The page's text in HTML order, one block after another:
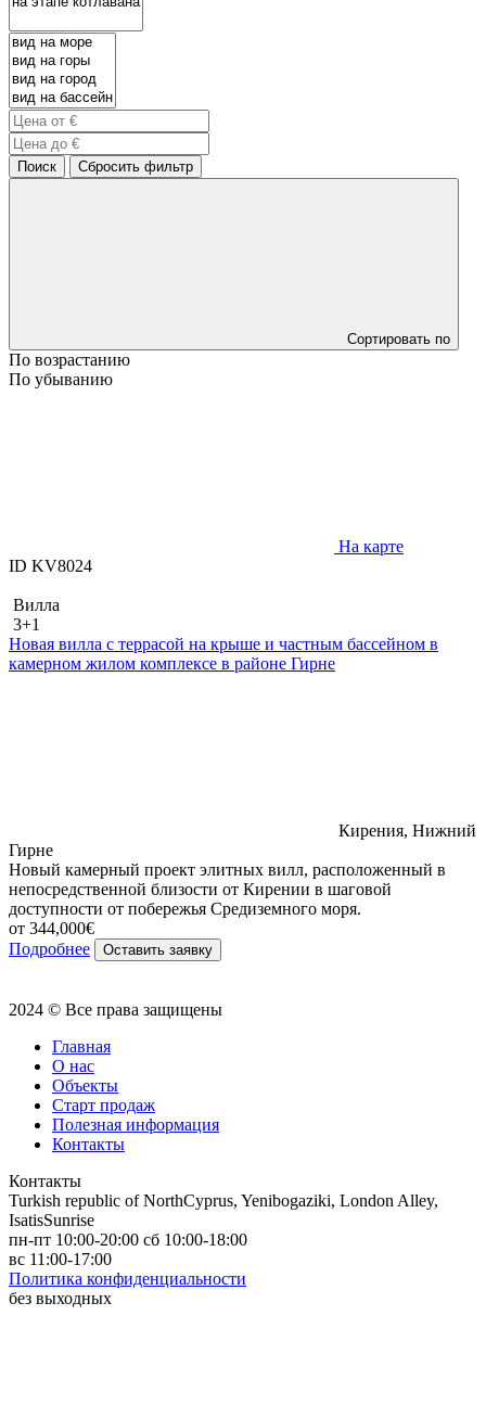
Поиск Сбросить фильтр
Сортировать по
По возрастанию
По убыванию
На карте
ID KV8024
Вилла
3+1
Новая вилла с террасой на крыше и частным бассейном в
камерном жилом комплексе в районе Гирне
Кирения, Нижний
Гирне
Новый камерный проект элитных вилл, расположенный в
непосредственной близости от Кирении в шаговой
доступности от побережья Средиземного моря.
от 344,000€
Подробнее
Оставить заявку
2024 © Все права защищены
Главная
О нас
Объекты
Старт продаж
Полезная информация
Контакты
Контакты
Turkish republic of NorthCyprus, Yenibogaziki, London Alley,
IsatisSunrise
пн-пт 10:00-20:00 сб 10:00-18:00
вс 11:00-17:00
Политика конфиденциальности
без выходных